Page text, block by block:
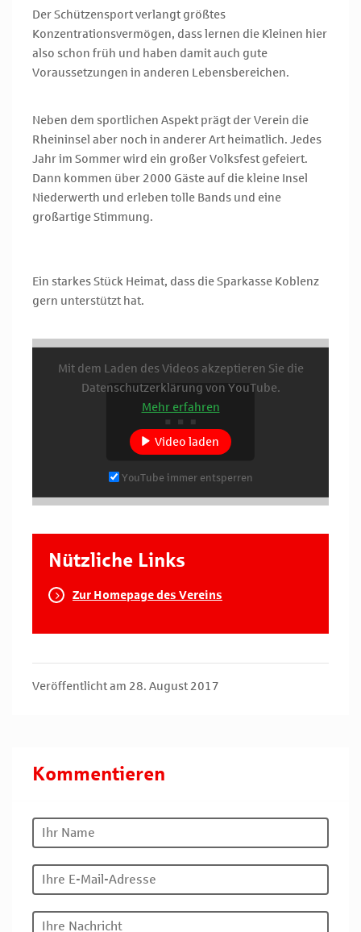
Der Schützensport verlangt größtes
Konzentrationsvermögen, dass lernen die Kleinen hier
also schon früh und haben damit auch gute
Voraussetzungen in anderen Lebensbereichen.
Neben dem sportlichen Aspekt prägt der Verein die
Rheininsel aber noch in anderer Art heimatlich. Jedes
Jahr im Sommer wird ein großer Volksfest gefeiert.
Dann kommen über 2000 Gäste auf die kleine Insel
Niederwerth und erleben tolle Bands und eine
großartige Stimmung.
Ein starkes Stück Heimat, dass die Sparkasse Koblenz
gern unterstützt hat.
Mit dem Laden des Videos akzeptieren Sie die
Datenschutzerklärung von YouTube.
Mehr erfahren
Video laden
YouTube immer entsperren
Nützliche Links
Zur Homepage des Vereins
Veröffentlicht am 28. August 2017
Kommentieren